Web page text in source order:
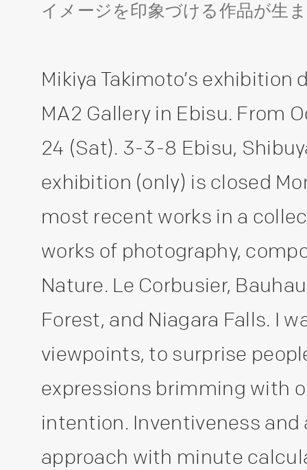
イメージを印象づける作品が生
Mikiya Takimoto’s
MA2 Gallery in Ebisu. From
24 (Sat). 3-3-8 Ebisu,
exhibition (only) is closed
most recent works in a
works of photography,
Nature. Le Corbusier,
Forest, and Niagara Falls. I
viewpoints, to surprise
expressions brimming with
intention. Inventiveness
approach with minute